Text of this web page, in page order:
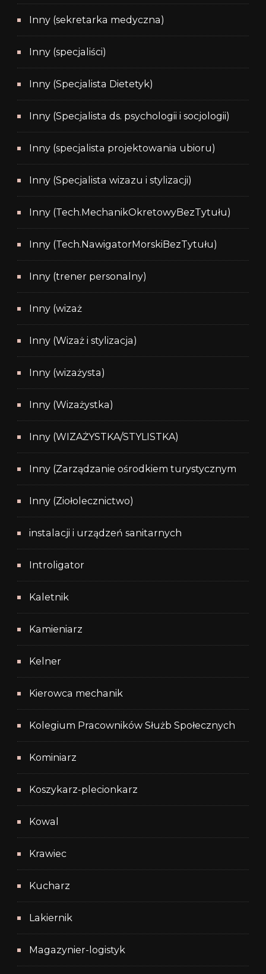
Inny (sekretarka medyczna)
Inny (specjaliści)
Inny (Specjalista Dietetyk)
Inny (Specjalista ds. psychologii i socjologii)
Inny (specjalista projektowania ubioru)
Inny (Specjalista wizazu i stylizacji)
Inny (Tech.MechanikOkretowyBezTytułu)
Inny (Tech.NawigatorMorskiBezTytułu)
Inny (trener personalny)
Inny (wizaż
Inny (Wizaż i stylizacja)
Inny (wizażysta)
Inny (Wizażystka)
Inny (WIZAŻYSTKA/STYLISTKA)
Inny (Zarządzanie ośrodkiem turystycznym
Inny (Ziołolecznictwo)
instalacji i urządzeń sanitarnych
Introligator
Kaletnik
Kamieniarz
Kelner
Kierowca mechanik
Kolegium Pracowników Służb Społecznych
Kominiarz
Koszykarz-plecionkarz
Kowal
Krawiec
Kucharz
Lakiernik
Magazynier-logistyk